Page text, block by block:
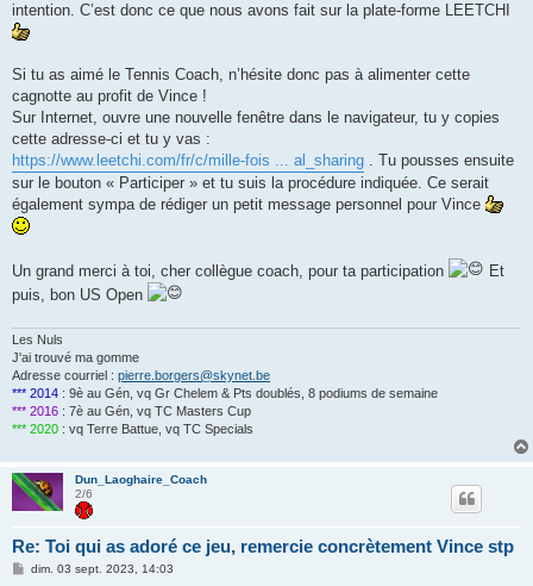
intention. C’est donc ce que nous avons fait sur la plate-forme LEETCHI
Si tu as aimé le Tennis Coach, n’hésite donc pas à alimenter cette
cagnotte au profit de Vince !
Sur Internet, ouvre une nouvelle fenêtre dans le navigateur, tu y copies
cette adresse-ci et tu y vas :
https://www.leetchi.com/fr/c/mille-fois ... al_sharing . Tu pousses ensuite
sur le bouton « Participer » et tu suis la procédure indiquée. Ce serait
également sympa de rédiger un petit message personnel pour Vince
Un grand merci à toi, cher collègue coach, pour ta participation
Et
puis, bon US Open
Les Nuls
J'ai trouvé ma gomme
Adresse courriel : pierre.borgers@skynet.be
*** 2014 : 9è au Gén, vq Gr Chelem & Pts doublés, 8 podiums de semaine
*** 2016 : 7è au Gén, vq TC Masters Cup
*** 2020 : vq Terre Battue, vq TC Specials
Dun_Laoghaire_Coach
2/6
Re: Toi qui as adoré ce jeu, remercie concrètement Vince stp
Mdim. 03 sept. 2023, 14:03